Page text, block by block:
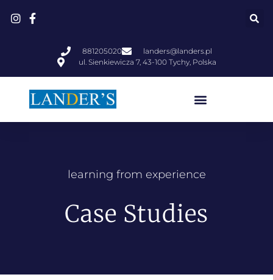
881205020
landers@landers.pl
ul. Sienkiewicza 7, 43-100 Tychy, Polska
learning from experience
Case Studies